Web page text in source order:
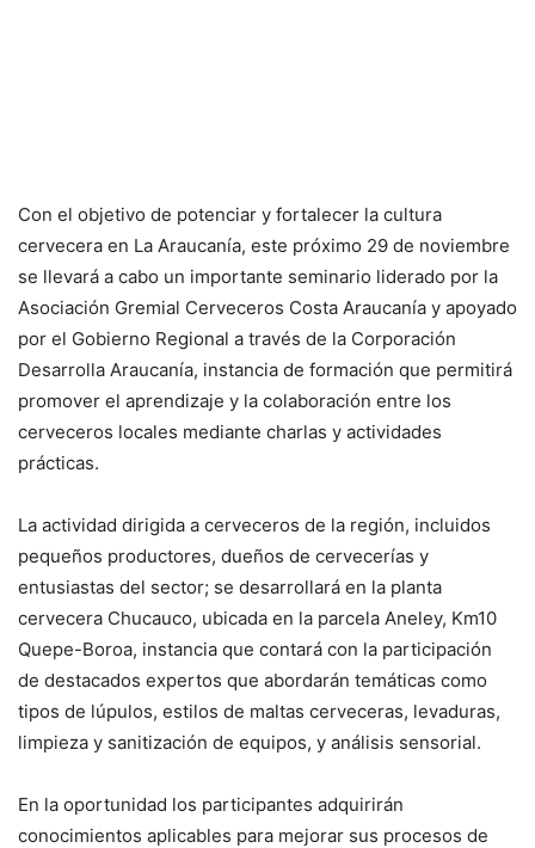
Con el objetivo de potenciar y fortalecer la cultura
cervecera en La Araucanía, este próximo 29 de noviembre
se llevará a cabo un importante seminario liderado por la
Asociación Gremial Cerveceros Costa Araucanía y apoyado
por el Gobierno Regional a través de la Corporación
Desarrolla Araucanía, instancia de formación que permitirá
promover el aprendizaje y la colaboración entre los
cerveceros locales mediante charlas y actividades
prácticas.
La actividad dirigida a cerveceros de la región, incluidos
pequeños productores, dueños de cervecerías y
entusiastas del sector; se desarrollará en la planta
cervecera Chucauco, ubicada en la parcela Aneley, Km10
Quepe-Boroa, instancia que contará con la participación
de destacados expertos que abordarán temáticas como
tipos de lúpulos, estilos de maltas cerveceras, levaduras,
limpieza y sanitización de equipos, y análisis sensorial.
En la oportunidad los participantes adquirirán
conocimientos aplicables para mejorar sus procesos de